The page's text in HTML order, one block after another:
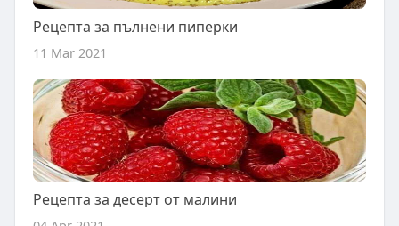
Рецепта за пълнени пиперки
11 Mar 2021
Рецепта за десерт от малини